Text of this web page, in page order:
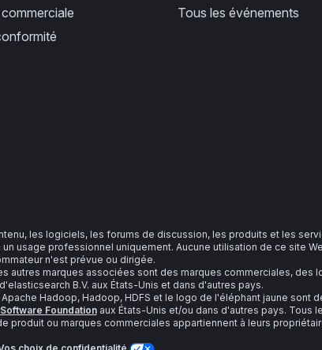
Tous les événements
les logiciels, les forums de discussion, les produits et les
usage professionnel uniquement. Aucune utilisation de ce site
n'est prévue ou dirigée.
autres marques associées sont des marques commerciales, des
B.V. aux États-Unis et dans d'autres pays.
Hadoop, Hadoop, HDFS et le logo de l'éléphant jaune sont
Foundationaux États-Unis et/ou dans d'autres pays. Tous
produit ou marques commerciales appartiennent à leurs